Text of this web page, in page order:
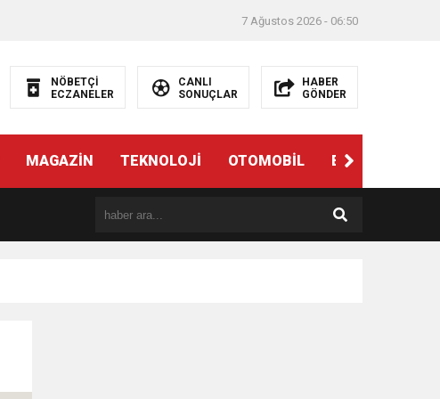
7 Ağustos 2026 - 06:50
NÖBETÇİ
ECZANELER
CANLI
SONUÇLAR
HABER
GÖNDER
MAGAZİN TEKNOLOJİ OTOMOBİL EĞİTİM